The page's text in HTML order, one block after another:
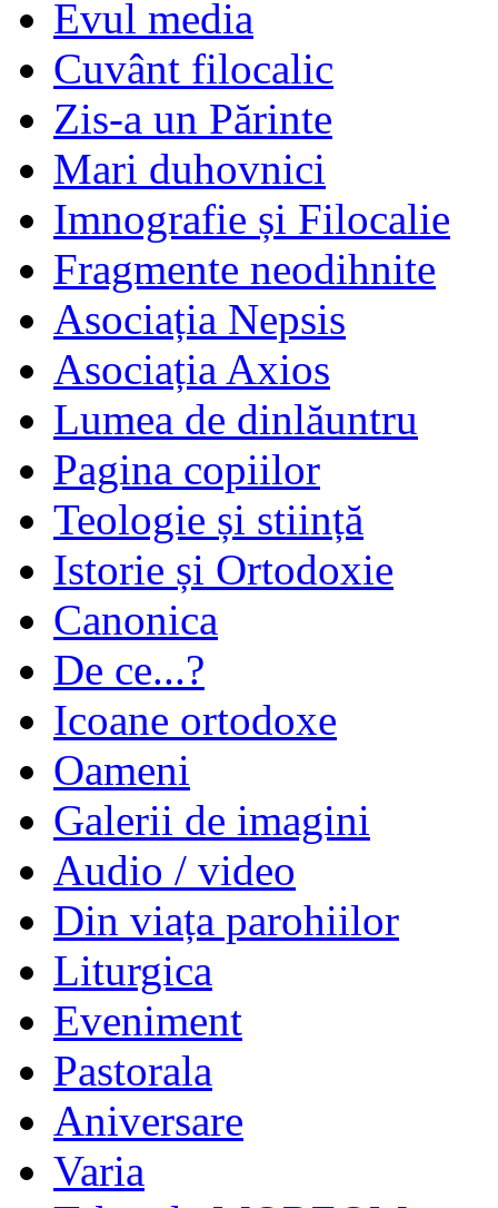
Evul media
Cuvânt filocalic
Zis-a un Părinte
Mari duhovnici
Imnografie și Filocalie
Fragmente neodihnite
Asociația Nepsis
Asociația Axios
Lumea de dinlăuntru
Pagina copiilor
Teologie și stiință
Istorie și Ortodoxie
Canonica
De ce...?
Icoane ortodoxe
Oameni
Galerii de imagini
Audio / video
Din viața parohiilor
Liturgica
Eveniment
Pastorala
Aniversare
Varia